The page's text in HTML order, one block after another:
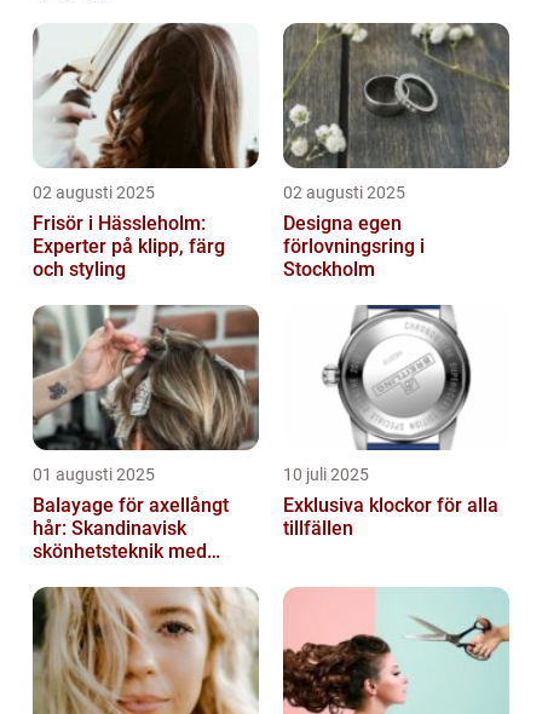
02 augusti 2025
Frisör i Hässleholm:
Experter på klipp, färg
och styling
02 augusti 2025
Designa egen
förlovningsring i
Stockholm
01 augusti 2025
Balayage för axellångt
hår: Skandinavisk
skönhetsteknik med
10 juli 2025
Exklusiva klockor för alla
tillfällen